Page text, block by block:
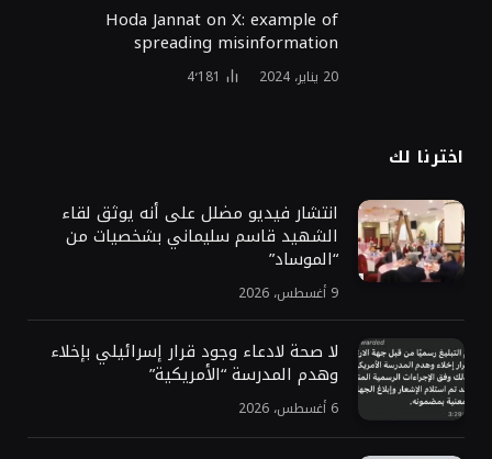
Hoda Jannat on X: example of
spreading misinformation
20 يناير، 2024 4٬181
اخترنا لك
انتشار فيديو مضلل على أنه يوثق لقاء
الشهيد قاسم سليماني بشخصيات من
“الموساد”
9 أغسطس، 2026
لا صحة لادعاء وجود قرار إسرائيلي بإخلاء
وهدم المدرسة “الأمريكية”
6 أغسطس، 2026